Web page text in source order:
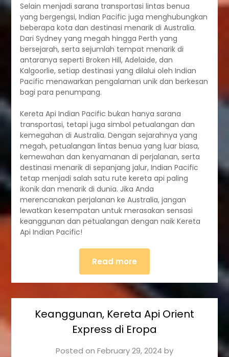
Selain menjadi sarana transportasi lintas benua
yang bergengsi, Indian Pacific juga menghubungkan
beberapa kota dan destinasi menarik di Australia.
Dari Sydney yang megah hingga Perth yang
bersejarah, serta sejumlah tempat menarik di
antaranya seperti Broken Hill, Adelaide, dan
Kalgoorlie, setiap destinasi yang dilalui oleh Indian
Pacific menawarkan pengalaman unik dan berkesan
bagi para penumpang.
Kereta Api Indian Pacific bukan hanya sarana
transportasi, tetapi juga simbol petualangan dan
kemegahan di Australia. Dengan sejarahnya yang
megah, petualangan lintas benua yang luar biasa,
kemewahan dan kenyamanan di perjalanan, serta
destinasi menarik di sepanjang jalur, Indian Pacific
tetap menjadi salah satu rute kereta api paling
ikonik dan menarik di dunia. Jika Anda
merencanakan perjalanan ke Australia, jangan
lewatkan kesempatan untuk merasakan sensasi
keanggunan dan petualangan dengan naik Kereta
Api Indian Pacific!
Read more
Keanggunan, Kereta Api Orient
Express di Eropa
Posted on February 29, 2024 by